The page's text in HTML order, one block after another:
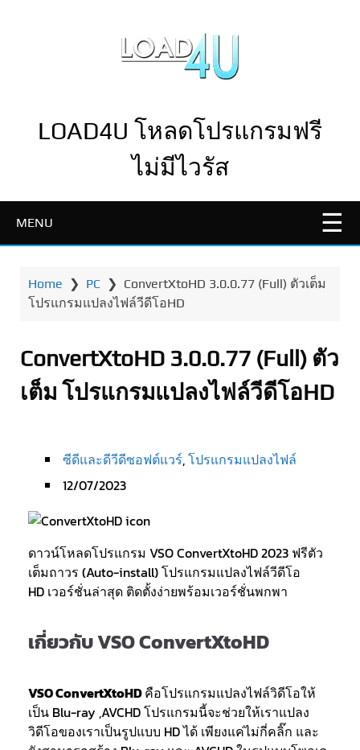
LOAD4U โหลดโปรแกรมฟรี
ไม่มีไวรัส
MENU
Home ❯ PC ❯ ConvertXtoHD 3.0.0.77 (Full) ตัวเต็ม
โปรแกรมแปลงไฟล์วีดีโอHD
ConvertXtoHD 3.0.0.77 (Full) ตัว
เต็ม โปรแกรมแปลงไฟล์วีดีโอHD
ซีดีและดีวีดีซอฟต์แวร์,โปรแกรมแปลงไฟล์
12/07/2023
ดาวน์โหลดโปรแกรม VSO ConvertXtoHD 2023 ฟรีตัว
เต็มถาวร (Auto-install) โปรแกรมแปลงไฟล์วีดีโอ
HD เวอร์ชั่นล่าสุด ติดตั้งง่ายพร้อมเวอร์ชั่นพกพา
เกี่ยวกับ VSO ConvertXtoHD
VSO ConvertXtoHDคือโปรแกรมแปลงไฟล์วิดีโอให้
เป็น Blu-ray ,AVCHD โปรแกรมนี้จะช่วยให้เราแปลง
วิดีโอของเราเป็นรูปแบบ HD ได้ เพียงแค่ไม่กี่คลิ๊ก และ